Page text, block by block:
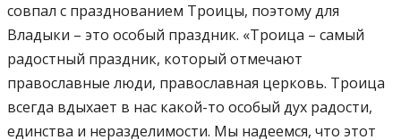
совпал с празднованием Троицы, поэтому для
Владыки – это особый праздник. «Троица – самый
радостный праздник, который отмечают
православные люди, православная церковь. Троица
всегда вдыхает в нас какой-то особый дух радости,
единства и неразделимости. Мы надеемся, что этот